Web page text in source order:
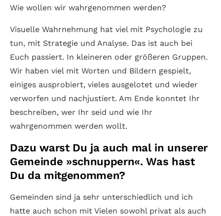
Wie wollen wir wahrgenommen werden?
Visuelle Wahrnehmung hat viel mit Psychologie zu
tun, mit Strategie und Analyse. Das ist auch bei
Euch passiert. In kleineren oder größeren Gruppen.
Wir haben viel mit Worten und Bildern gespielt,
einiges ausprobiert, vieles ausgelotet und wieder
verworfen und nachjustiert. Am Ende konntet Ihr
beschreiben, wer Ihr seid und wie Ihr
wahrgenommen werden wollt.
Dazu warst Du ja auch mal in unserer
Gemeinde »schnuppern«. Was hast
Du da mitgenommen?
Gemeinden sind ja sehr unterschiedlich und ich
hatte auch schon mit Vielen sowohl privat als auch